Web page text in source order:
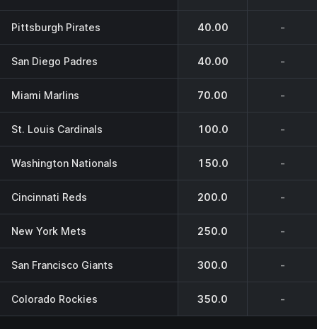
Pittsburgh Pirates 40.00 -
San Diego Padres 40.00 -
Miami Marlins 70.00 -
St. Louis Cardinals 100.0 -
Washington Nationals 150.0 -
Cincinnati Reds 200.0 -
New York Mets 250.0 -
San Francisco Giants 300.0 -
Colorado Rockies 350.0 -